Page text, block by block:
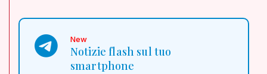
New
Notizie flash sul tuo
smartphone